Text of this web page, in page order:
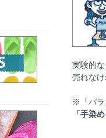
実験的
売れな
※「パラ
「手染